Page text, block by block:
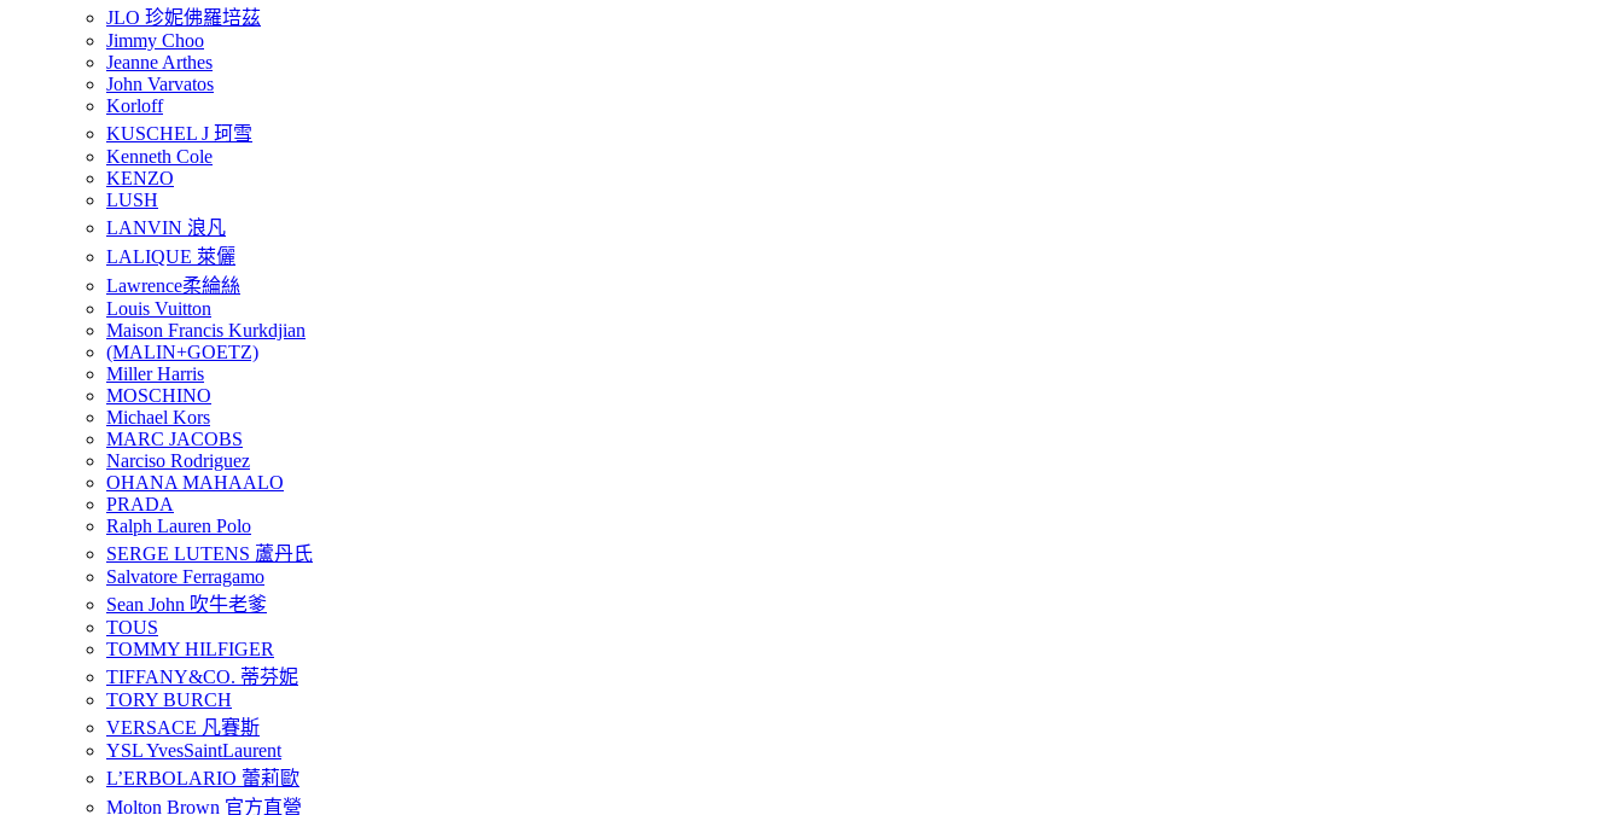
JLO 珍妮佛羅培茲
Jimmy Choo
Jeanne Arthes
John Varvatos
Korloff
KUSCHEL J 珂雪
Kenneth Cole
KENZO
LUSH
LANVIN 浪凡
LALIQUE 萊儷
Lawrence柔綸絲
Louis Vuitton
Maison Francis Kurkdjian
(MALIN+GOETZ)
Miller Harris
MOSCHINO
Michael Kors
MARC JACOBS
Narciso Rodriguez
OHANA MAHAALO
PRADA
Ralph Lauren Polo
SERGE LUTENS 蘆丹氏
Salvatore Ferragamo
Sean John 吹牛老爹
TOUS
TOMMY HILFIGER
TIFFANY&CO. 蒂芬妮
TORY BURCH
VERSACE 凡賽斯
YSL YvesSaintLaurent
L’ERBOLARIO 蕾莉歐
Molton Brown 官方直營